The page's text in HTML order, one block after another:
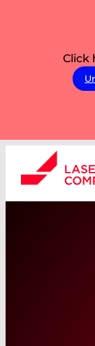
Click